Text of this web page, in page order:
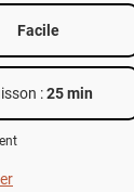
Facile
:25 min